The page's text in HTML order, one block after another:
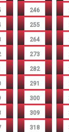
246
255
264
273
282
291
300
309
318